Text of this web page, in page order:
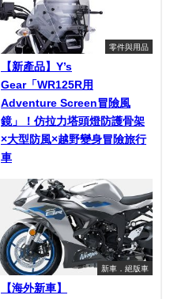
零件與用品
【新產品】Y’s
Gear「WR125R用
Adventure Screen冒險風
鏡」！仿拉力塔頭燈防護骨架
×大型防風×越野變身冒險旅行
車
新車．絕版車
【海外新車】